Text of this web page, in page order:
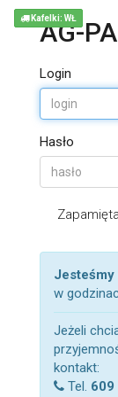
AG-
Login
Hasło
w
Jeżeli
kontakt:
Tel. 609
Kafelki: WŁ